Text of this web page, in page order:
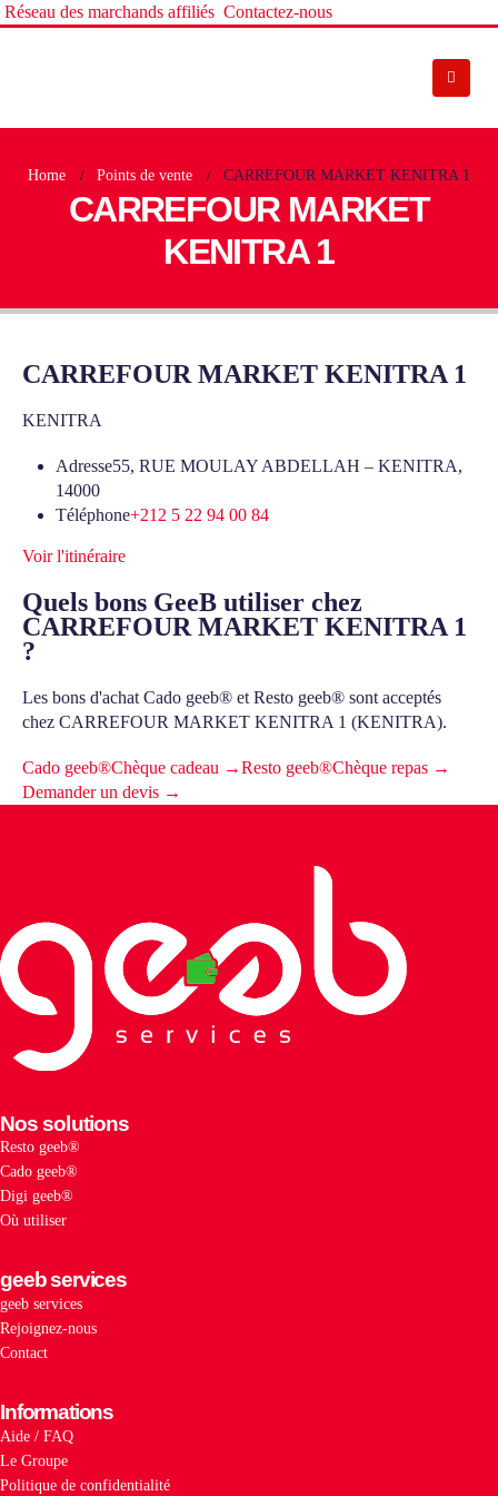
Réseau des marchands affiliés Contactez-nous
Home Points de vente CARREFOUR MARKET KENITRA 1
CARREFOUR MARKET
KENITRA 1
CARREFOUR MARKET KENITRA 1
KENITRA
Adresse55, RUE MOULAY ABDELLAH – KENITRA,
14000
Téléphone+212 5 22 94 00 84
Voir l'itinéraire
Quels bons GeeB utiliser chez
CARREFOUR MARKET KENITRA 1
?
Les bons d'achat Cado geeb® et Resto geeb® sont acceptés
chez CARREFOUR MARKET KENITRA 1 (KENITRA).
Cado geeb®Chèque cadeau →Resto geeb®Chèque repas →
Demander un devis →
Nos solutions
Resto geeb®
Cado geeb®
Digi geeb®
Où utiliser
geeb services
geeb services
Rejoignez-nous
Contact
Informations
Aide / FAQ
Le Groupe
Politique de confidentialité